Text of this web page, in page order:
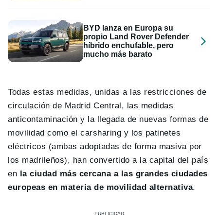
BYD lanza en Europa su
propio Land Rover Defender
híbrido enchufable, pero
mucho más barato
Todas estas medidas, unidas a las restricciones de
circulación de Madrid Central, las medidas
anticontaminación y la llegada de nuevas formas de
movilidad como el carsharing y los patinetes
eléctricos (ambas adoptadas de forma masiva por
los madrileños), han convertido a la capital del país
en la ciudad más cercana a las grandes ciudades
europeas en materia de movilidad alternativa.